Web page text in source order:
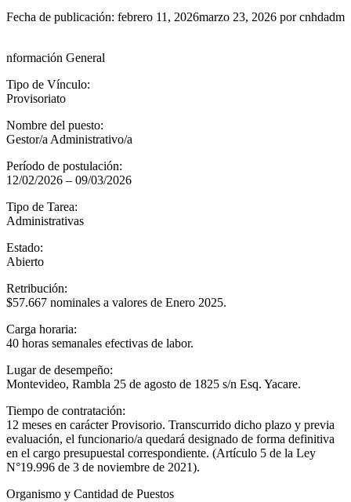
Fecha de publicación: febrero 11, 2026marzo 23, 2026 porcnhdadm
nformación General
Tipo de Vínculo:
Provisoriato
Nombre del puesto:
Gestor/a Administrativo/a
Período de postulación:
12/02/2026 – 09/03/2026
Tipo de Tarea:
Administrativas
Estado:
Abierto
Retribución:
$57.667 nominales a valores de Enero 2025.
Carga horaria:
40 horas semanales efectivas de labor.
Lugar de desempeño:
Montevideo, Rambla 25 de agosto de 1825 s/n Esq. Yacare.
Tiempo de contratación:
12 meses en carácter Provisorio. Transcurrido dicho plazo y previa
evaluación, el funcionario/a quedará designado de forma definitiva
en el cargo presupuestal correspondiente. (Artículo 5 de la Ley
N°19.996 de 3 de noviembre de 2021).
Organismo y Cantidad de Puestos